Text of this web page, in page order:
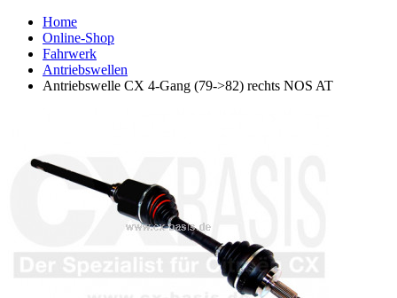
Home
Online-Shop
Fahrwerk
Antriebswellen
Antriebswelle CX 4-Gang (79->82) rechts NOS AT